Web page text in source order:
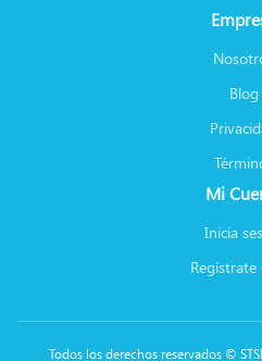
Blog
Mi
Inicia
Regístrate
Todos los derechos reservados ©